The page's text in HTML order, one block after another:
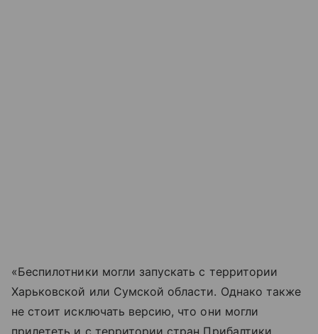
«Беспилотники могли запускать с территории
Харьковской или Сумской области. Однако также
не стоит исключать версию, что они могли